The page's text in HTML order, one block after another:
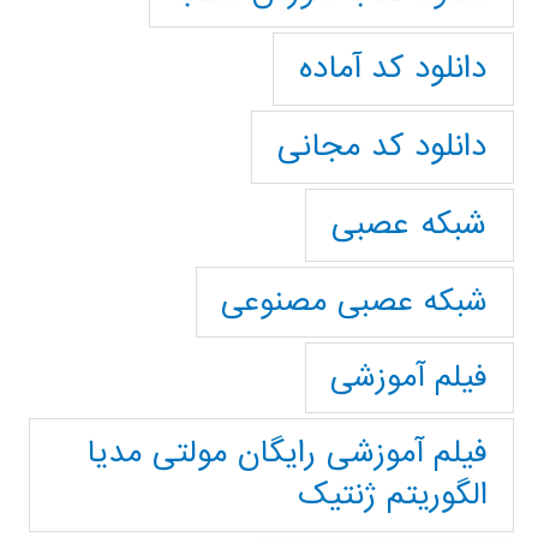
دانلود کد آماده
دانلود کد مجانی
شبکه عصبی
شبکه عصبی مصنوعی
فیلم آموزشی
فیلم آموزشی رایگان مولتی مدیا
الگوریتم ژنتیک